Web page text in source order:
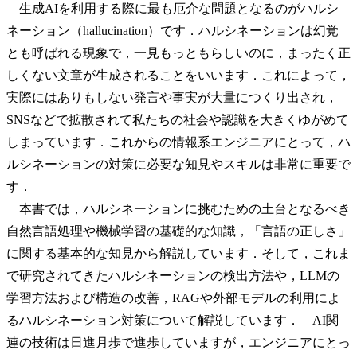
生成AIを利用する際に最も厄介な問題となるのがハルシ
ネーション（hallucination）です．ハルシネーションは幻覚
とも呼ばれる現象で，一見もっともらしいのに，まったく正
しくない文章が生成されることをいいます．これによって，
実際にはありもしない発言や事実が大量につくり出され，
SNSなどで拡散されて私たちの社会や認識を大きくゆがめて
しまっています．これからの情報系エンジニアにとって，ハ
ルシネーションの対策に必要な知見やスキルは非常に重要で
す．
本書では，ハルシネーションに挑むための土台となるべき
自然言語処理や機械学習の基礎的な知識，「言語の正しさ」
に関する基本的な知見から解説しています．そして，これま
で研究されてきたハルシネーションの検出方法や，LLMの
学習方法および構造の改善，RAGや外部モデルの利用によ
るハルシネーション対策について解説しています． AI関
連の技術は日進月歩で進歩していますが，エンジニアにとっ